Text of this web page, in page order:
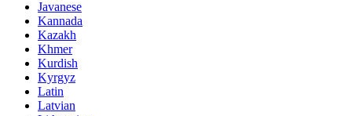
Javanese
Kannada
Kazakh
Khmer
Kurdish
Kyrgyz
Latin
Latvian